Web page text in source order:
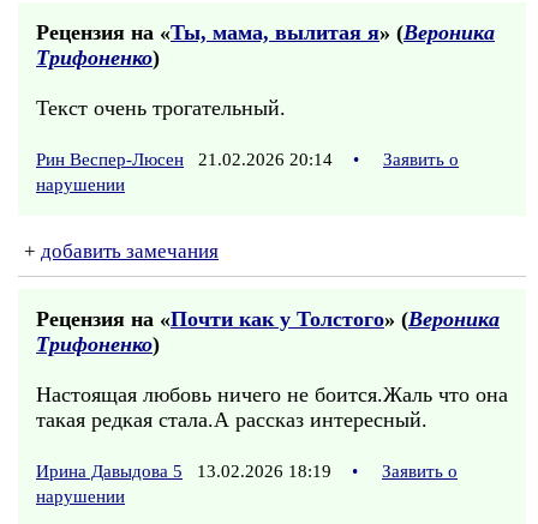
Рецензия на «Ты, мама, вылитая я» (Вероника
Трифоненко)
Текст очень трогательный.
Рин Веспер-Люсен 21.02.2026 20:14 •
Заявить о
нарушении
+ добавить замечания
Рецензия на «Почти как у Толстого» (Вероника
Трифоненко)
Настоящая любовь ничего не боится.Жаль что она
такая редкая стала.А рассказ интересный.
Ирина Давыдова 5 13.02.2026 18:19 •
Заявить о
нарушении